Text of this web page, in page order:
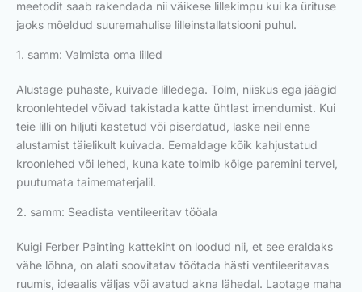
meetodit saab rakendada nii väikese lillekimpu kui ka ürituse
jaoks mõeldud suuremahulise lilleinstallatsiooni puhul.
1. samm: Valmista oma lilled
Alustage puhaste, kuivade lilledega. Tolm, niiskus ega jäägid
kroonlehtedel võivad takistada katte ühtlast imendumist. Kui
teie lilli on hiljuti kastetud või piserdatud, laske neil enne
alustamist täielikult kuivada. Eemaldage kõik kahjustatud
kroonlehed või lehed, kuna kate toimib kõige paremini tervel,
puutumata taimematerjalil.
2. samm: Seadista ventileeritav tööala
Kuigi Ferber Painting kattekiht on loodud nii, et see eraldaks
vähe lõhna, on alati soovitatav töötada hästi ventileeritavas
ruumis, ideaalis väljas või avatud akna lähedal. Laotage maha